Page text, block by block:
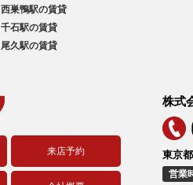
西巣鴨駅の賃貸
千石駅の賃貸
尾久駅の賃貸
来店予約
株式
東京
営業